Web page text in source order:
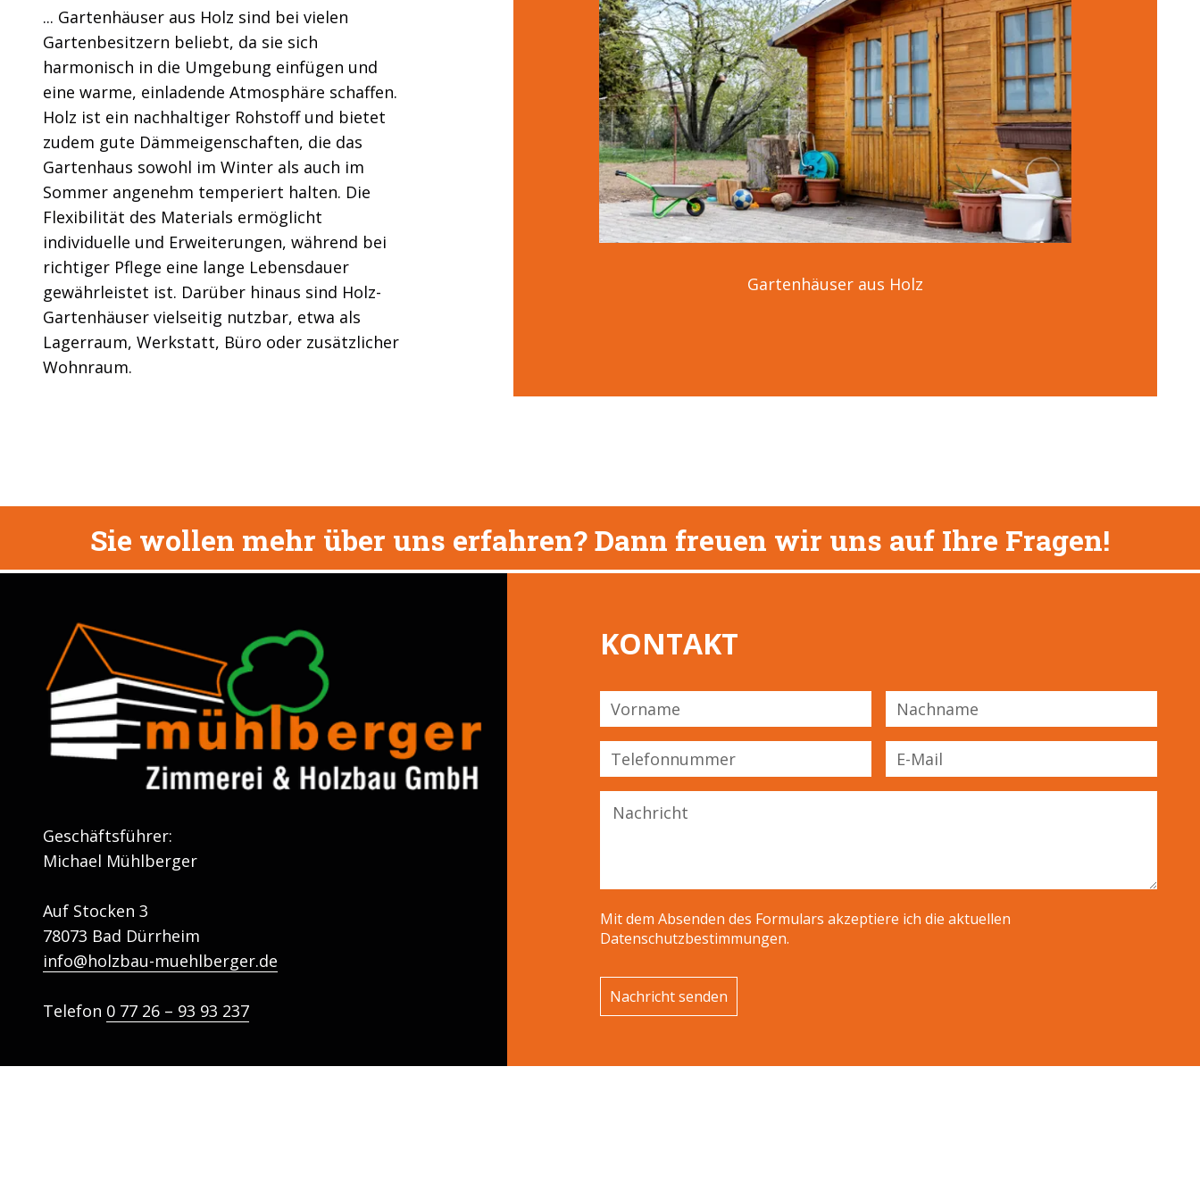
... Gartenhäuser aus Holz sind bei vielen
Gartenbesitzern beliebt, da sie sich
harmonisch in die Umgebung einfügen und
eine warme, einladende Atmosphäre schaffen.
Holz ist ein nachhaltiger Rohstoff und bietet
zudem gute Dämmeigenschaften, die das
Gartenhaus sowohl im Winter als auch im
Sommer angenehm temperiert halten. Die
Flexibilität des Materials ermöglicht
individuelle und Erweiterungen, während bei
richtiger Pflege eine lange Lebensdauer
gewährleistet ist. Darüber hinaus sind Holz-
Gartenhäuser vielseitig nutzbar, etwa als
Lagerraum, Werkstatt, Büro oder zusätzlicher
Wohnraum.
Gartenhäuser aus Holz
Sie wollen mehr über uns erfahren? Dann freuen wir uns auf Ihre Fragen!
Vorname Nachname
Telefonnummer E-Mail
Nachricht
Mit dem Absenden des Formulars akzeptiere ich die aktuellen
Datenschutzbestimmungen.
KONTAKT
Nachricht senden
Geschäftsführer:
Michael Mühlberger
Auf Stocken 3
78073 Bad Dürrheim
info@holzbau-muehlberger.de
Telefon 0 77 26 – 93 93 237